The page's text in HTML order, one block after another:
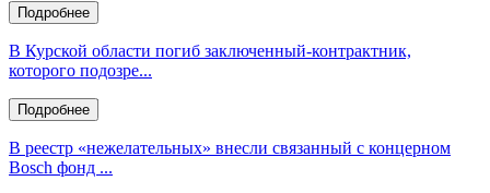
Подробнее
В Курской области погиб заключенный‑контрактник,
которого подозре...
Подробнее
В реестр «нежелательных» внесли связанный с концерном
Bosch фонд ...